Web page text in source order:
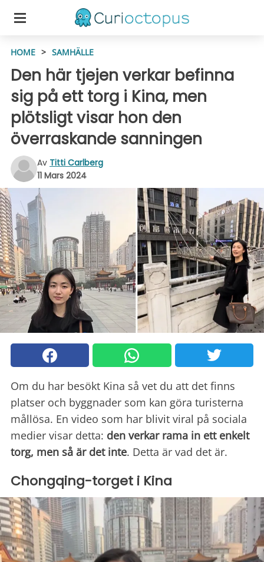
HOME > SAMHÄLLE
Den här tjejen verkar befinna
sig på ett torg i Kina, men
plötsligt visar hon den
överraskande sanningen
Av Titti Carlberg
11 Mars 2024
Om du har besökt Kina så vet du att det finns
platser och byggnader som kan göra turisterna
mållösa. En video som har blivit viral på sociala
medier visar detta: den verkar rama in ett enkelt
torg, men så är det inte. Detta är vad det är.
Chongqing-torget i Kina